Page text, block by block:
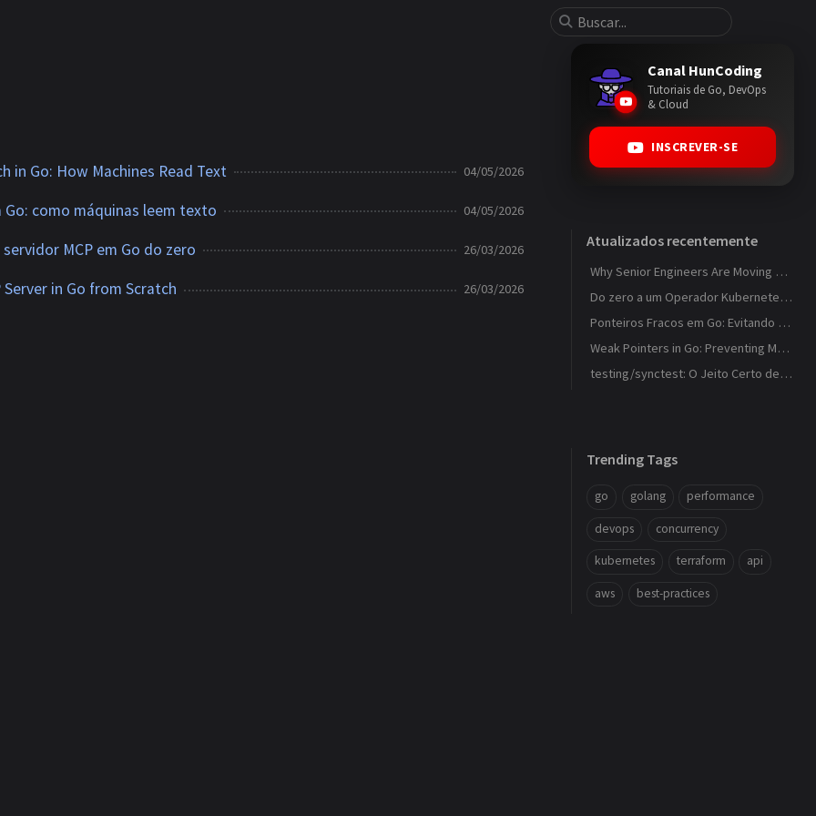
in Go: How Machines Read Text 04/05/2026
Go: como máquinas leem texto 04/05/2026
MCP em Go do zero 26/03/2026
Server in Go from Scratch 26/03/2026
Canal HunCoding
Tutoriais de Go, DevOps
& Cloud
INSCREVER-SE
Atualizados recentemente
Why Senior Engineers Are Moving Away from MVC in Go
Do zero a um Operador Kubernetes que observa ConfigMaps
Ponteiros Fracos em Go: Evitando Memory Leaks em Caches com weak.Pointer
Weak Pointers in Go: Preventing Memory Leaks in Caches with weak.Pointer
testing/synctest: O Jeito Certo de Testar Código Concorrente em Go
Trending Tags
go golang performance
devops concurrency
kubernetes terraform api
aws best-practices